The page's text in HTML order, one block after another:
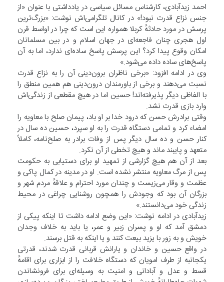
احمد زیدآبادی، کارشناس مسائل سیاسی در یادداشتی با عنوان «از
جنس نزاع قدرت نبود!» در کانال تلگرامی‌اش نوشت: «بزرگ‌ترین
پرسش در مورد حادثهٔ کربلا همواره این است که چرا در اواسط قرن
اول هجری چنان فاجعه‌ای در جهان اسلام و در بین مسلمانان
امکان وقوع پیدا کرد؟ این پرسش پاسخ ساده‌ای ندارد، اما به آن
پاسخ‌های ساده داده می‌شود.»
وی در ادامه افزود: «برخی ناظران برون‌دینی آن را به نزاع قدرت
نسبت می‌دهند و برخی از باورمندان درون‌دینی هم همین منطق را
با الفاظی دیگر پذیرفته‌اند! حسین اما در هیچ مقطعی از زندگی‌اش
وارد بازی قدرت نشد.
وقتی برادرش حسن که درود خدا بر او باد، پیمان صلح با معاویه را
امضاء کرد و تمامی دستگاه قدرت را به او سپرد، حسین ده سال در
کنار حسن و ده سال دیگر پس از وفات برادر به صلح‌نامه، کاملاً
متعهد و پایبند ماند و هیچ تخطی از آن نکرد.
بعد از آن هم هیچ گزارشی از تمهید او برای دستیابی به حکومت
پس از مرگ معاویه منتشر نشده است. او در مدینه در کمال پاکی و
عظمت و وقار می‌زیست و چندان مورد احترام و علاقهٔ مردم شهر و
بزرگان آن بود که وجودش را همچون روشنایی چراغی در محیط
زندگی خود می‌دانستند.»
زیدآبادی در ادامه نوشت: «این وضع ادامه داشت تا اینکه پیکی از
دمشق آمد که او و پسران زبیر و عمر، یا باید به خلاف وجدان
خویش و به زور با یزید بیعت کنند و یا اینکه به قتل برسند.
در واقع حسین و خاندان و یارانش قربانی قدرت شدند، قدرتی
یکجانبه از طرف امویان که دستگاه خلافت را از ابزاری برای اقامهٔ
قسط و عدل و آبادانی و امنیت به وسیله‌ای برای فرونشاندن